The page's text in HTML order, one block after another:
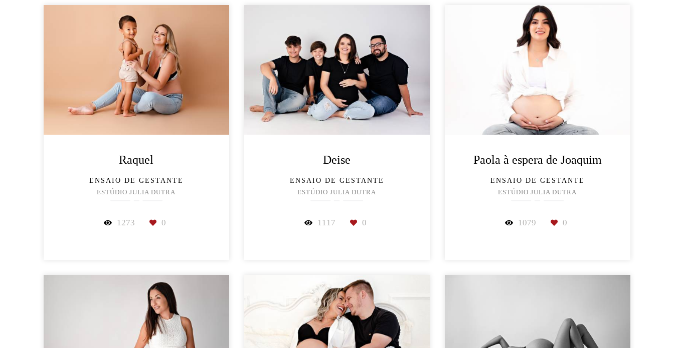
Raquel
ENSAIO DE GESTANTE
ESTÚDIO JULIA DUTRA
1273 0
Deise
ENSAIO DE GESTANTE
ESTÚDIO JULIA DUTRA
1117 0
Paola à espera de Joaquim
ENSAIO DE GESTANTE
ESTÚDIO JULIA DUTRA
1079 0